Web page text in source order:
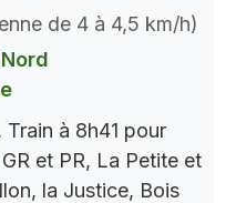
de 4 à 4,5 km/h)
à 8h41 pour
et PR, La Petite et
la Justice, Bois